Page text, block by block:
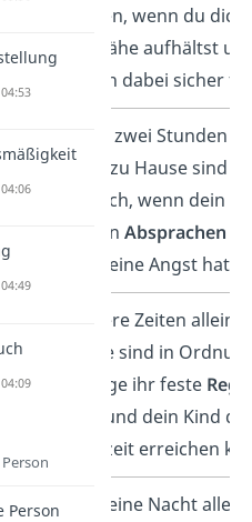
bleiben, wenn du dich
der Nähe aufhältst
es sich dabei sicher
Bis zu zwei Stunden
allein zu Hause sind
möglich, wenn dein
sich anAbsprachen
und keine Angst hat.
Längere Zeiten allein
Hause sind in
solange ihr feste
habt und dein Kind
jederzeit erreichen
Auch eine Nacht
Person